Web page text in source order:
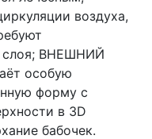
воздуха,
слоя; ВНЕШНИЙ
особую
форму с
в 3D
бабочек.